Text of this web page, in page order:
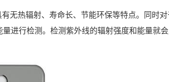
无热辐射、寿命长、节能环保等特点。同时
行检测。检测紫外线的辐射强度和能量就会